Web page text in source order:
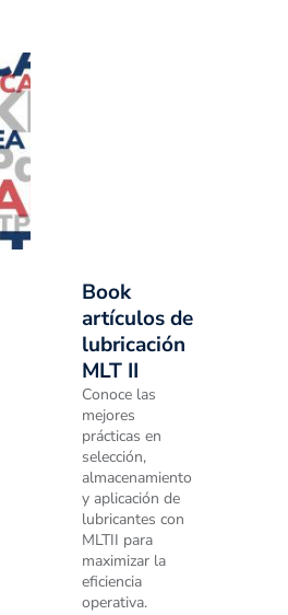
Book
artículos de
lubricación
MLT II
Conoce las
mejores
prácticas en
selección,
almacenamiento
y aplicación de
lubricantes con
MLTII para
maximizar la
eficiencia
operativa.